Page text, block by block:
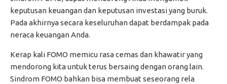
keputusan keuangan dan keputusan investasi yang buruk.
Pada akhirnya secara keseluruhan dapat berdampak pada
neraca keuangan Anda.
Kerap kali FOMO memicu rasa cemas dan khawatir yang
mendorong kita untuk terus bersaing dengan orang lain.
Sindrom FOMO bahkan bisa membuat seseorang rela